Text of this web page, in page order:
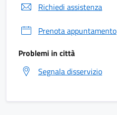
Richiedi assistenza
Prenota appuntamento
Problemi in città
Segnala disservizio